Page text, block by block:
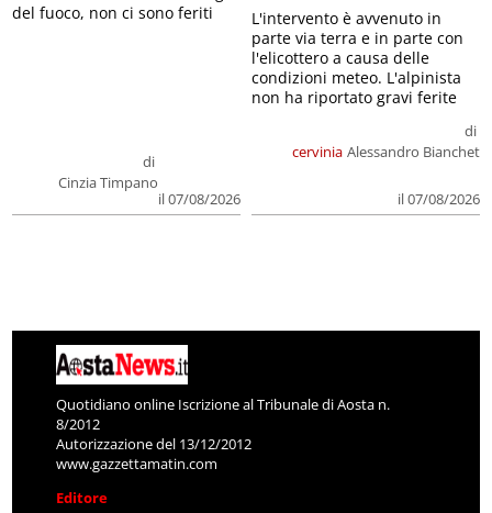
di
Cinzia Timpano
il 07/08/2026
del fuoco, non ci sono feriti
cervinia
di
Alessandro Bianchet
il 07/08/2026
L'intervento è avvenuto in
parte via terra e in parte con
l'elicottero a causa delle
condizioni meteo. L'alpinista
non ha riportato gravi ferite
Quotidiano online Iscrizione al Tribunale di Aosta n.
8/2012
Autorizzazione del 13/12/2012
www.gazzettamatin.com
Editore